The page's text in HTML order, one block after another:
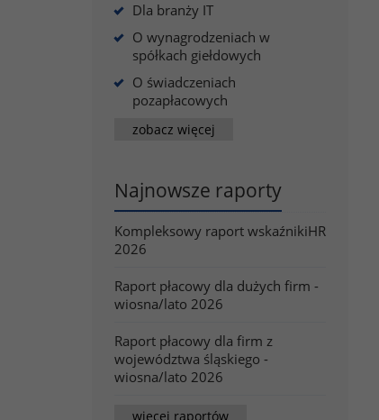
Dla branży IT
O wynagrodzeniach w
spółkach giełdowych
O świadczeniach
pozapłacowych
zobacz więcej
Najnowsze raporty
Kompleksowy raport wskaźnikiHR
2026
Raport płacowy dla dużych firm -
wiosna/lato 2026
Raport płacowy dla firm z
województwa śląskiego -
wiosna/lato 2026
więcej raportów